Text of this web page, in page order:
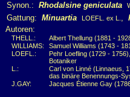
Synon.: Rhodalsine geniculata
Gattung: Minuartia LOEFL. ex L. ,
Autoren:
THELL.:
Albert Thellung (1881 -
WILLIAMS:
Samuel Williams (1743 -
LOEFL.:
Pehr Loefling (1729 -
Botaniker
L.:
Carl von Linné (Linnaeus,
das binäre Benennungs-
J.GAY:
Jacques Étienne Gay